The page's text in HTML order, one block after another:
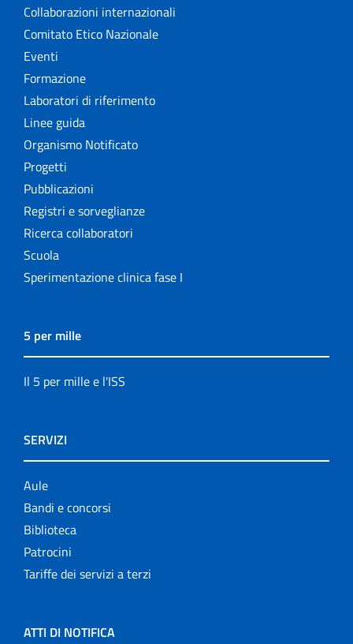
Collaborazioni internazionali
Comitato Etico Nazionale
Eventi
Formazione
Laboratori di riferimento
Linee guida
Organismo Notificato
Progetti
Pubblicazioni
Registri e sorveglianze
Ricerca collaboratori
Scuola
Sperimentazione clinica fase I
5 per mille
Il 5 per mille e l'ISS
SERVIZI
Aule
Bandi e concorsi
Biblioteca
Patrocini
Tariffe dei servizi a terzi
ATTI DI NOTIFICA